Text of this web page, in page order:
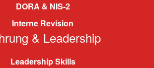
DORA & NIS-2
Interne Revision
& Leadership
Leadership Skills